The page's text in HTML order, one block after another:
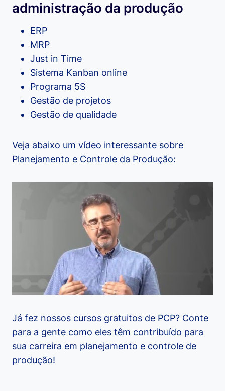
administração da produção
ERP
MRP
Just in Time
Sistema Kanban online
Programa 5S
Gestão de projetos
Gestão de qualidade
Veja abaixo um vídeo interessante sobre
Planejamento e Controle da Produção:
Já fez nossos cursos gratuitos de PCP? Conte
para a gente como eles têm contribuído para
sua carreira em planejamento e controle de
produção!